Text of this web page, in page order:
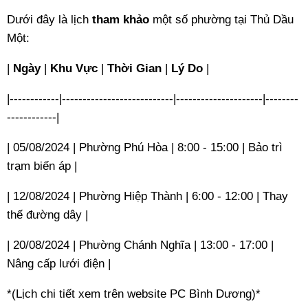
Dưới đây là lịch tham khảo một số phường tại Thủ Dầu
Một:
| Ngày| Khu Vực | Thời Gian | Lý Do |
|------------|---------------------------|---------------------|--------
------------|
| 05/08/2024 | Phường Phú Hòa | 8:00 - 15:00 | Bảo trì
trạm biến áp |
| 12/08/2024 | Phường Hiệp Thành | 6:00 - 12:00 | Thay
thế đường dây |
| 20/08/2024 | Phường Chánh Nghĩa | 13:00 - 17:00 |
Nâng cấp lưới điện |
*(Lịch chi tiết xem trên website PC Bình Dương)*